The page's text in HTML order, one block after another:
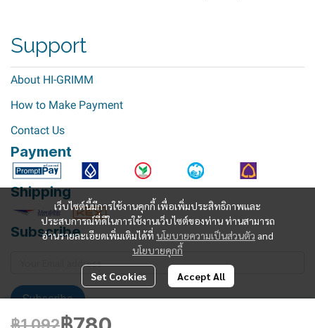
เว็บไซต์นี้มีการใช้งานคุกกี้ เพื่อเพิ่มประสิทธิภาพและ
ประสบการณ์ที่ดีในการใช้งานเว็บไซต์ของท่าน ท่านสามารถ
อ่านรายละเอียดเพิ่มเติมได้ที่ นโยบายความเป็นส่วนตัว and
นโยบายคุกกี้
Set Cookies Accept All
Support
About HI-GRIMM
How to Make Payment
Contact Us
Payment
Shipping
Subscribe
Subscribe